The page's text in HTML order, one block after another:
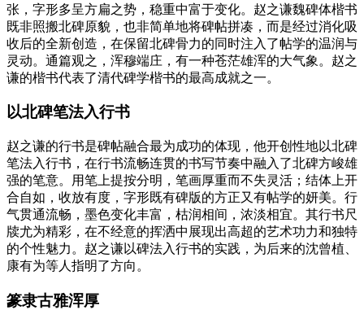
张，字形多呈方扁之势，稳重中富于变化。赵之谦魏碑体楷书
既非照搬北碑原貌，也非简单地将碑帖拼凑，而是经过消化吸
收后的全新创造，在保留北碑骨力的同时注入了帖学的温润与
灵动。通篇观之，浑穆端庄，有一种苍茫雄浑的大气象。赵之
谦的楷书代表了清代碑学楷书的最高成就之一。
以北碑笔法入行书
赵之谦的行书是碑帖融合最为成功的体现，他开创性地以北碑
笔法入行书，在行书流畅连贯的书写节奏中融入了北碑方峻雄
强的笔意。用笔上提按分明，笔画厚重而不失灵活；结体上开
合自如，收放有度，字形既有碑版的方正又有帖学的妍美。行
气贯通流畅，墨色变化丰富，枯润相间，浓淡相宜。其行书尺
牍尤为精彩，在不经意的挥洒中展现出高超的艺术功力和独特
的个性魅力。赵之谦以碑法入行书的实践，为后来的沈曾植、
康有为等人指明了方向。
篆隶古雅浑厚